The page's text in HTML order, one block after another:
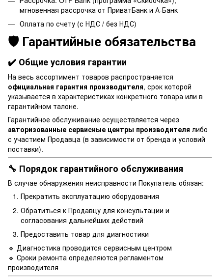
мгновенная рассрочка от ПриватБанк и А-Банк
Оплата по счету (с НДС / без НДС)
🛡️ Гарантийные обязательства
✔️ Общие условия гарантии
На весь ассортимент товаров распространяется
официальная гарантия производителя, срок которой
указывается в характеристиках конкретного товара или в
гарантийном талоне.
Гарантийное обслуживание осуществляется через
авторизованные сервисные центры производителя либо
с участием Продавца (в зависимости от бренда и условий
поставки).
🔧 Порядок гарантийного обслуживания
В случае обнаружения неисправности Покупатель обязан:
Прекратить эксплуатацию оборудования
Обратиться к Продавцу для консультации и
согласования дальнейших действий
Предоставить товар для диагностики
🔹 Диагностика проводится сервисным центром
🔹 Сроки ремонта определяются регламентом
производителя